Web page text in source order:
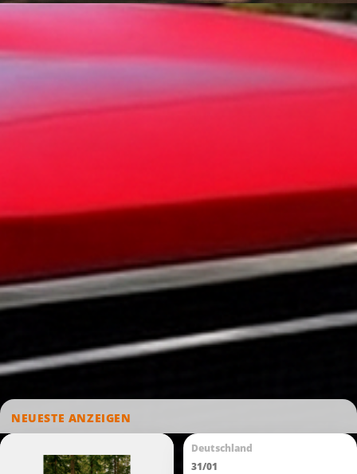
NEUESTE ANZEIGEN
Deutschland
31/01